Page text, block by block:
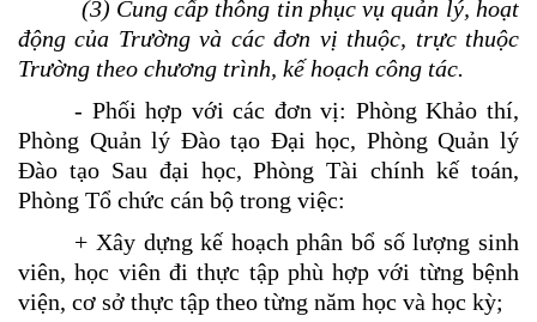
(3) Cung cấp thông tin phục vụ quản lý, hoạt
động của Trường và các đơn vị thuộc, trực thuộc
Trường theo chương trình, kế hoạch công tác.
- Phối hợp vớicác đơn vị: Phòng Khảo thí,
Phòng Quản lý Đào tạo Đại học, Phòng Quản lý
Đào tạo Sau đại học, Phòng Tài chính kế toán,
Phòng Tổ chức cán bộ trong việc:
+ Xây dựng kế hoạch phân bổ số lượng sinh
viên, học viên đi thực tập phù hợp với từng bệnh
viện, cơ sở thực tập theo từng năm học và học kỳ;